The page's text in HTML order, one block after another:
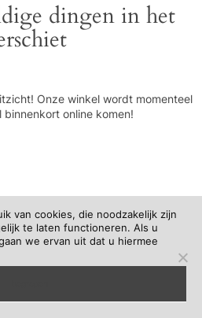
dingen in het
Onze winkel wordt momenteel
online komen!
van cookies, die noodzakelijk zijn
te laten functioneren. Als u
we ervan uit dat u hiermee